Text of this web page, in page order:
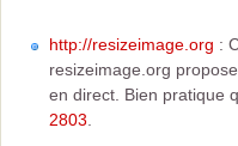
http://resizeimage.org :
resizeimage.org
en direct. Bien pratique
2803